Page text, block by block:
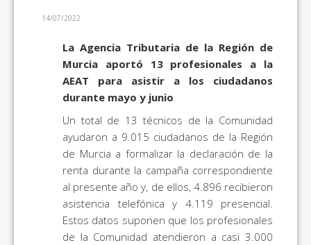
14/07/2022
La Agencia Tributaria de la Región de
Murcia aportó 13 profesionales a la
AEAT para asistir a los ciudadanos
durante mayo y junio
Un total de 13 técnicos de la Comunidad
ayudaron a 9.015 ciudadanos de la Región
de Murcia a formalizar la declaración de la
renta durante la campaña correspondiente
al presente año y, de ellos, 4.896 recibieron
asistencia telefónica y 4.119 presencial.
Estos datos suponen que los profesionales
de la Comunidad atendieron a casi 3.000